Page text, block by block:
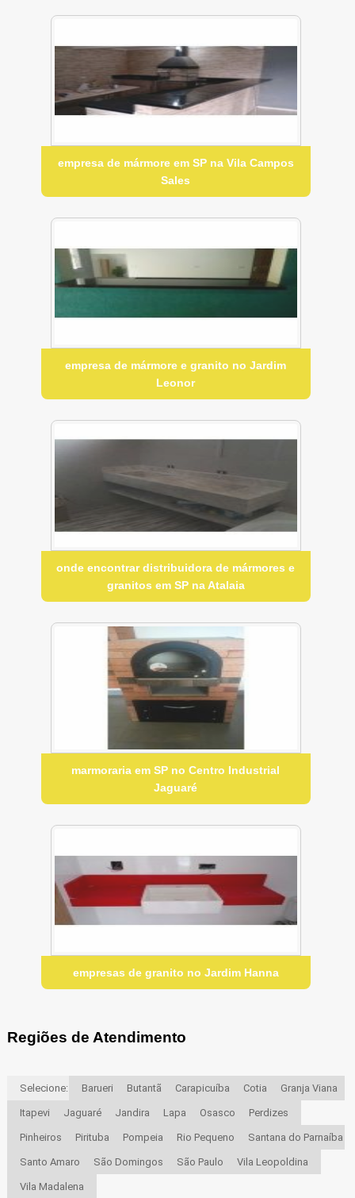
empresa de mármore em SP na Vila Campos
Sales
empresa de mármore e granito no Jardim
Leonor
onde encontrar distribuidora de mármores e
granitos em SP na Atalaia
marmoraria em SP no Centro Industrial
Jaguaré
empresas de granito no Jardim Hanna
Regiões de Atendimento
Selecione: Barueri Butantã Carapicuíba Cotia Granja Viana
Itapevi Jaguaré Jandira Lapa Osasco Perdizes
Pinheiros Pirituba Pompeia Rio Pequeno Santana do Parnaíba
Santo Amaro São Domingos São Paulo Vila Leopoldina
Vila Madalena